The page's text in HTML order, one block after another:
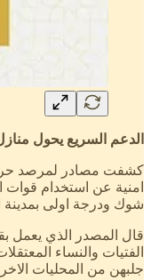
الدعم السريع يحول
كشفت مصادر لمرصد
امنية عن استخدام قوات
شوك ودرجة اولى
قال المصدر الذي يعمل
الفتيات والنساء
جلبهن من المحليات